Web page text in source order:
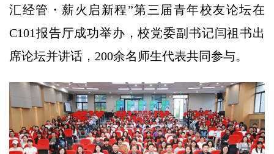
汇经管・薪火启新程”第三届青年校友论坛在
C101报告厅成功举办，校党委副书记闫祖书出
席论坛并讲话，200余名师生代表共同参与。